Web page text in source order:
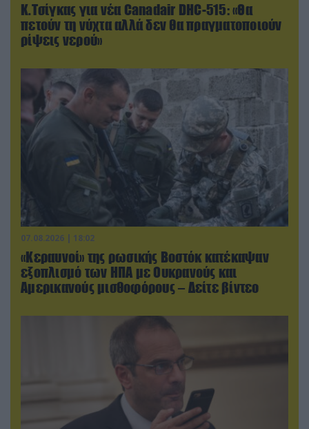
Κ.Τσίγκας για νέα Canadair DHC-515: «Θα
πετούν τη νύχτα αλλά δεν θα πραγματοποιούν
ρίψεις νερού»
07.08.2026 | 18:02
«Κεραυνοί» της ρωσικής Βοστόκ κατέκαψαν
εξοπλισμό των ΗΠΑ με Ουκρανούς και
Αμερικανούς μισθοφόρους – Δείτε βίντεο